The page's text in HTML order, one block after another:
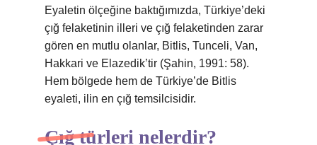
Eyaletin ölçeğine baktığımızda, Türkiye’deki
çığ felaketinin illeri ve çığ felaketinden zarar
gören en mutlu olanlar, Bitlis, Tunceli, Van,
Hakkari ve Elazedik’tir (Şahin, 1991: 58).
Hem bölgede hem de Türkiye’de Bitlis
eyaleti, ilin en çığ temsilcisidir.
Çığ türleri nelerdir?